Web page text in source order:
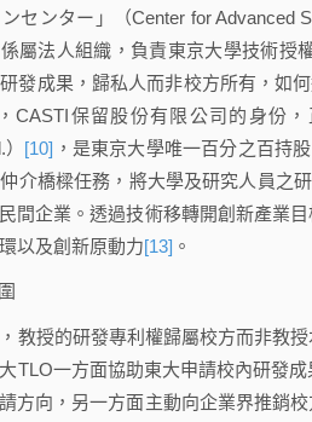
センター」（Center for Advanced
屬法人組織，負責東京大學技術授
發成果，歸私人而非校方所有，如
CASTI保留股份有限公司的身份
[10] ，是東京大學唯一百分之百持
介橋樑任務，將大學及研究人員之
間企業。透過技術移轉開創新產業
以及創新原動力[13] 。
授的研發專利權歸屬校方而非教授
TLO一方面協助東大申請校內研發
方向，另一方面主動向企業界推銷